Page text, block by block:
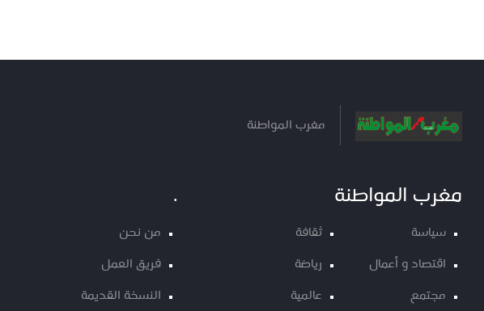
مغرب المواطنة
مغرب المواطنة
سياسة
اقتصاد و أعمال
مجتمع
ثقافة
رياضة
عالمية
.
من نحن
فريق العمل
النسخة القديمة